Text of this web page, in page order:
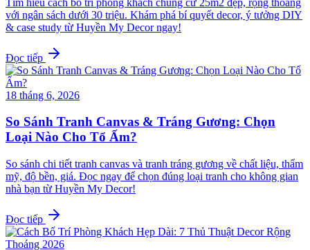
với ngân sách dưới 30 triệu. Khám phá bí quyết decor, ý tưởng DIY
& case study từ Huyền My Decor ngay!
Đọc tiếp
18 tháng 6, 2026
So Sánh Tranh Canvas & Tráng Gương: Chọn
Loại Nào Cho Tổ Ấm?
So sánh chi tiết tranh canvas và tranh tráng gương về chất liệu, thẩm
mỹ, độ bền, giá. Đọc ngay để chọn đúng loại tranh cho không gian
nhà bạn từ Huyền My Decor!
Đọc tiếp